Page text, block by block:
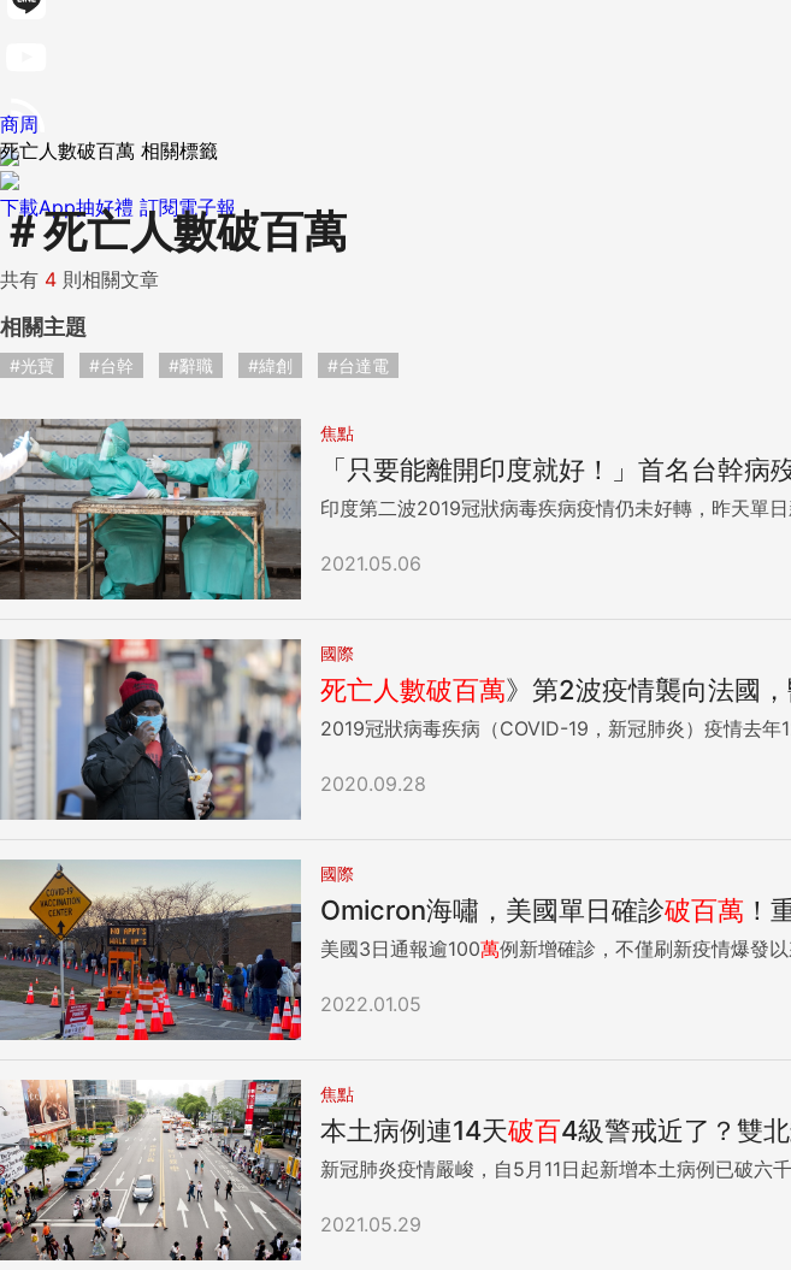
下載App抽好禮 訂閱電子報
商周
死亡人數破百萬 相關標籤
＃死亡人數破百萬
共有 4 則相關文章
相關主題
#光寶 #台幹 #辭職 #緯創 #台達電
焦點
「只要能離開印度就好！」首名台幹
印度第二波2019冠狀病毒疾病疫情仍未好轉，昨天單
2021.05.06
國際
死亡人數破百萬》第2波疫情襲向法國
2019冠狀病毒疾病（COVID-19，新冠肺炎）疫情去年
2020.09.28
國際
Omicron海嘯，美國單日確診破百萬 ！
美國3日通報逾100萬例新增確診，不僅刷新疫情爆發
2022.01.05
焦點
本土病例連14天破百4級警戒近了？雙
新冠肺炎疫情嚴峻，自5月11日起新增本土病例已破六
2021.05.29